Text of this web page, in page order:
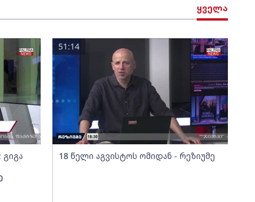
ყველა
18 წელი აგვისტოს ომიდან - რეზიუმე
51:14